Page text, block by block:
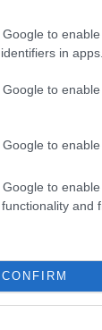
to
in apps.
to
to
to
and
CONFIRM